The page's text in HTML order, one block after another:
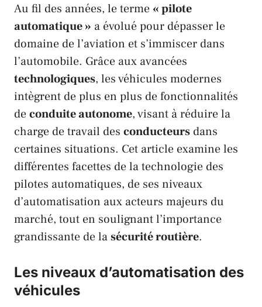
Au fil des années, le terme« pilote
automatique » a évolué pour dépasser le
domaine de l’aviation et s’immiscer dans
l’automobile. Grâce aux avancées
technologiques, les véhicules modernes
intègrent de plus en plus de fonctionnalités
deconduite autonome, visant à réduire la
charge de travail des conducteurs dans
certaines situations. Cet article examine les
différentes facettes de la technologie des
pilotes automatiques, de ses niveaux
d’automatisation aux acteurs majeurs du
marché, tout en soulignant l’importance
grandissante de lasécurité routière.
Les niveaux d’automatisation des
véhicules